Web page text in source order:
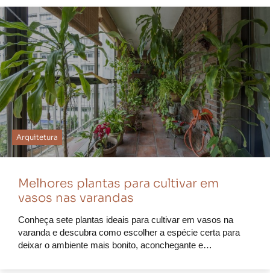
Arquitetura
Melhores plantas para cultivar em
vasos nas varandas
Conheça sete plantas ideais para cultivar em vasos na
varanda e descubra como escolher a espécie certa para
deixar o ambiente mais bonito, aconchegante e…